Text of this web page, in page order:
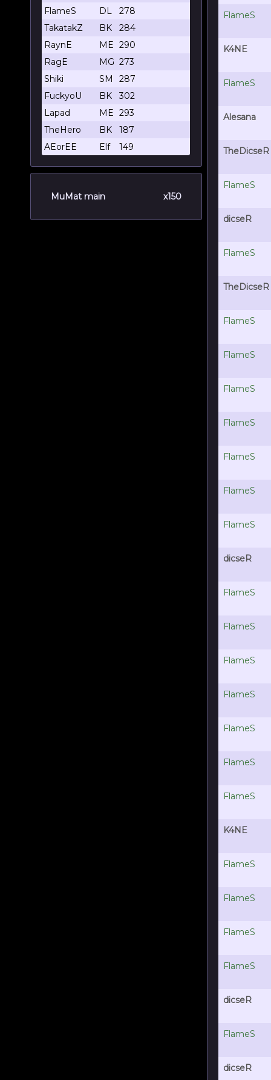
FlameS
DL
278
TakatakZ
BK
284
RaynE
ME 290
RagE
MG 273
Shiki
SM
287
FuckyoU
BK
302
Lapad
ME 293
TheHero
BK
187
AEorEE
Elf 149
MuMat main x150
FlameS
K4NE
FlameS
Alesana
TheDicseR
FlameS
dicseR
FlameS
TheDicseR
FlameS
FlameS
FlameS
FlameS
FlameS
FlameS
FlameS
dicseR
FlameS
FlameS
FlameS
FlameS
FlameS
FlameS
FlameS
K4NE
FlameS
FlameS
FlameS
FlameS
dicseR
FlameS
dicseR